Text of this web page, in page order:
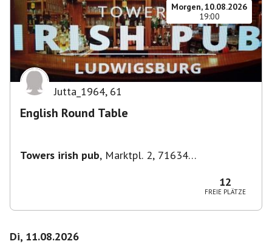
Morgen, 10.08.2026
19:00
Jutta_1964, 61
English Round Table
Towers irish pub, Marktpl. 2, 71634
12
FREIE PLÄTZE
Di, 11.08.2026